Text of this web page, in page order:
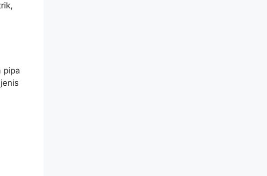
pipa